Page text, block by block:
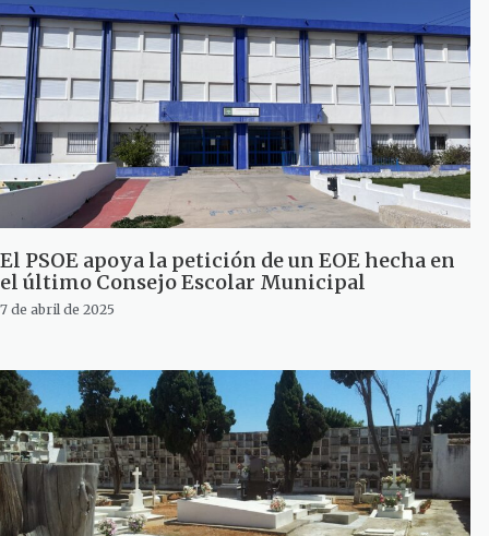
El PSOE apoya la petición de un EOE hecha en
el último Consejo Escolar Municipal
7 de abril de 2025